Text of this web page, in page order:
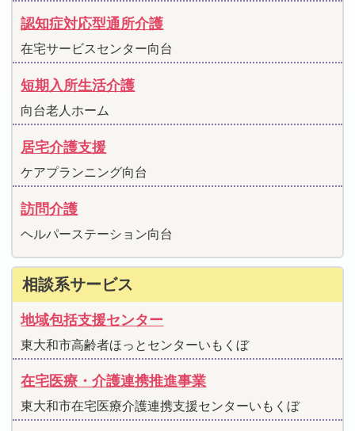
認知症対応型通所介護
在宅サービスセンター向台
短期入所生活介護
向台老人ホーム
居宅介護支援
ケアプランニング向台
訪問介護
ヘルパーステーション向台
相談系サービス
地域包括支援センター
東大和市高齢者ほっとセンターいもくぼ
在宅医療・介護連携推進事業
東大和市在宅医療介護連携支援センターいもくぼ